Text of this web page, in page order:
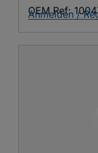
OEM Ref:
Anmelden /